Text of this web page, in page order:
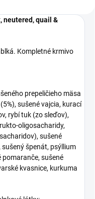
neutered, quail &
Kompletné krmivo
prepeličieho mäsa
sušené vajcia, kurací
rybí tuk (zo sleďov),
oligosacharidy,
sušené
špenát, psýllium
pomaranče, sušené
kvasnice, kurkuma